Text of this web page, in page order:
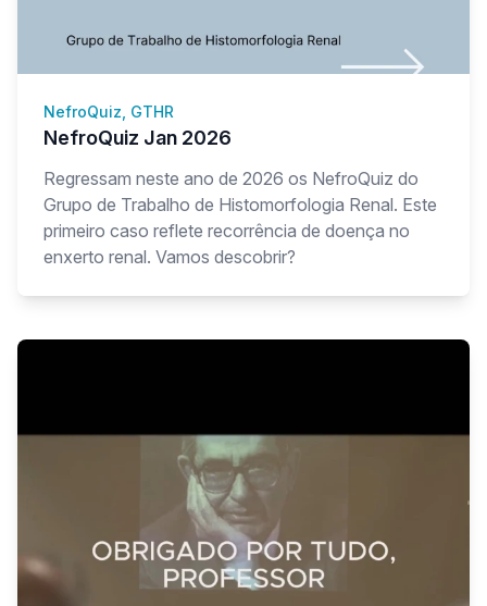
NefroQuiz, GTHR
NefroQuiz Jan 2026
Regressam neste ano de 2026 os NefroQuiz do
Grupo de Trabalho de Histomorfologia Renal. Este
primeiro caso reflete recorrência de doença no
enxerto renal. Vamos descobrir?